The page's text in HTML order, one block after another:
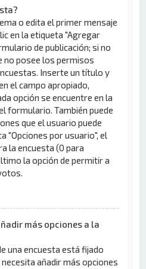
o edita el primer mensaje
en la etiqueta "Agregar
de publicación; si no
no posee los permisos
Inserte un título y
el campo apropiado,
opción se encuentre en la
formulario. También puede
que el usuario puede
"Opciones por usuario", el
la encuesta (0 para
la opción de permitir a
más opciones a la
una encuesta está fijado
añadir más opciones